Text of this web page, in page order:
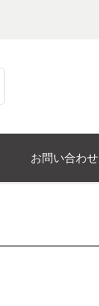
お問い合わせ